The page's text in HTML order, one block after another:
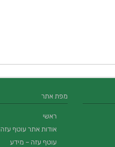
מפת אתר
ראשי
אודות אתר עוטף עזה
עוטף עזה – מידע